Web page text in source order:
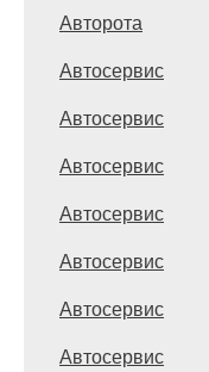
Авторота
Автосервис
Автосервис
Автосервис
Автосервис
Автосервис
Автосервис
Автосервис